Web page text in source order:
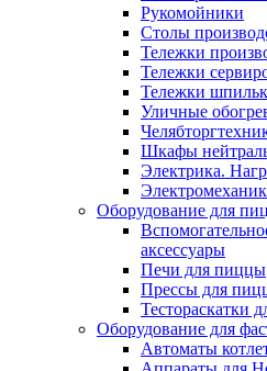
Рукомойники
Столы
Тележки
Тележки
Тележки
Уличные
Шкафы
Электрика.
Оборудование для
аксессуары
Печи для пиццы
Прессы для
Тестораскатки
Оборудование для
Автоматы